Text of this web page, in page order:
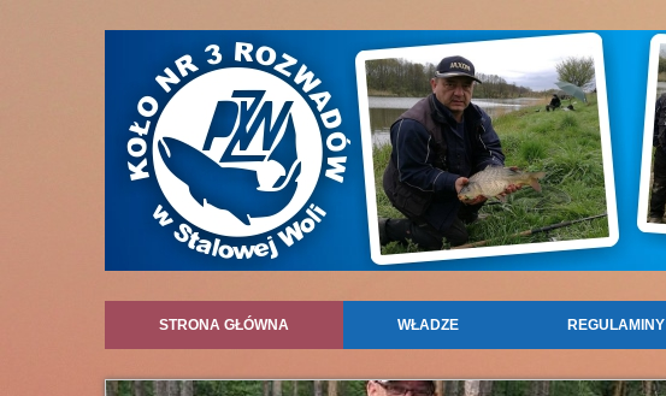
STRONA GŁÓWNA WŁADZE REGULAMINY